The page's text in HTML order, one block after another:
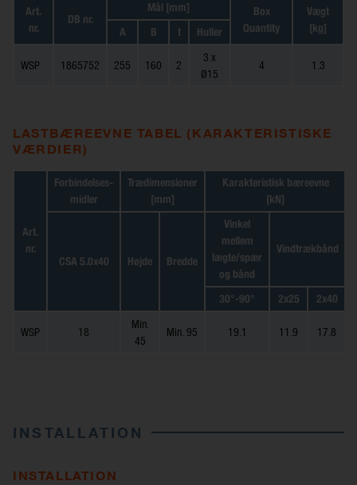
Art.
nr.
DB nr.
Mål [mm]
Box
Quantity
Vægt
[kg]
A B t Huller
WSP 1865752 255 160 2
3 x
Ø15
4 1.3
LASTBÆREEVNE TABEL (KARAKTERISTISKE
VÆRDIER)
Art.
nr.
Forbindelses-
midler
Trædimensioner
[mm]
Karakteristisk bæreevne
[kN]
CSA 5.0x40 Højde Bredde
Vinkel
mellem
lægte/spær
og bånd
Vindtrækbånd
30°-90° 2x25 2x40
WSP 18
Min.
45
Min. 95 19.1 11.9 17.8
INSTALLATION
INSTALLATION